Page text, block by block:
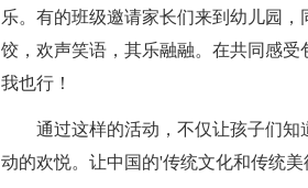
乐。有的班级邀请家长们来到幼儿园
饺，欢声笑语，其乐融融。在共同感
我也行！
通过这样的活动，不仅让孩子们
动的欢悦。让中国的'传统文化和传统美